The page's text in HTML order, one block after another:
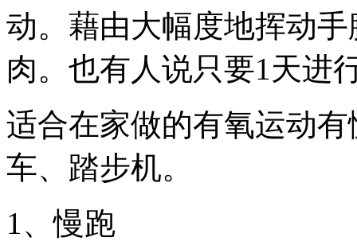
动。藉由大幅度地挥动
肉。也有人说只要1天进
适合在家做的有氧运动
车、踏步机。
1、慢跑